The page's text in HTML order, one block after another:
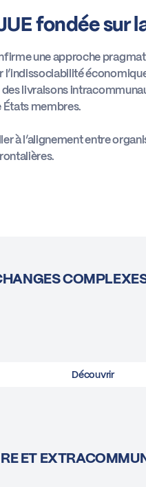
fondée sur
une approche
livraisons
États membres.
à l’alignement entre
Découvrir
ET